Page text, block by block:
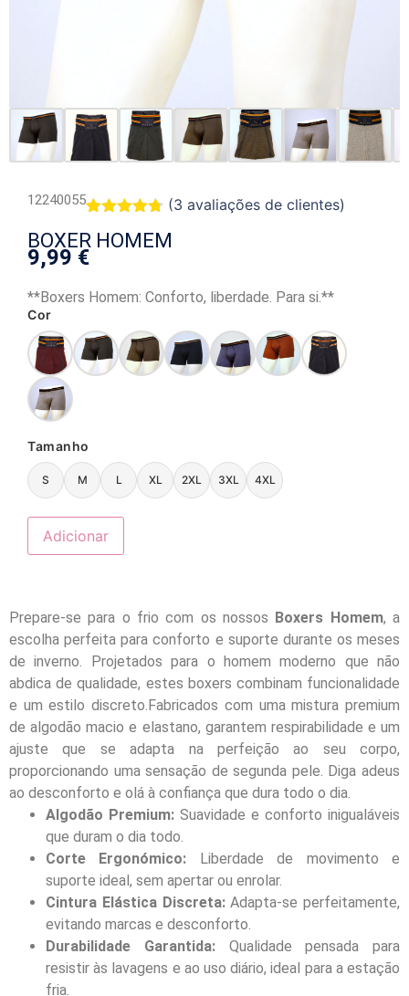
12240055
com 4.67
em 5 com
de
(3 avaliações de clientes)
BOXER HOMEM
9,99 €
**Boxers Homem: Conforto, liberdade. Para si.**
Cor
Tamanho
S M L XL 2XL 3XL 4XL
Adicionar
Prepare-se para o frio com os nossos Boxers Homem, a
escolha perfeita para conforto e suporte durante os meses
de inverno. Projetados para o homem moderno que não
abdica de qualidade, estes boxers combinam funcionalidade
e um estilo discreto.Fabricados com uma mistura premium
de algodão macio e elastano, garantem respirabilidade e um
ajuste que se adapta na perfeição ao seu corpo,
proporcionando uma sensação de segunda pele. Diga adeus
ao desconforto e olá à confiança que dura todo o dia.
Algodão Premium: Suavidade e conforto inigualáveis
que duram o dia todo.
Corte Ergonómico: Liberdade de movimento e
suporte ideal, sem apertar ou enrolar.
Cintura Elástica Discreta:Adapta-se perfeitamente,
evitando marcas e desconforto.
Durabilidade Garantida:Qualidade pensada para
resistir às lavagens e ao uso diário, ideal para a estação
fria.